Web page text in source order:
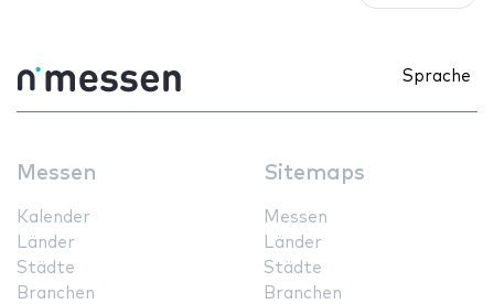
Sprache
Messen
Kalender
Länder
Städte
Branchen
Sitemaps
Messen
Länder
Städte
Branchen